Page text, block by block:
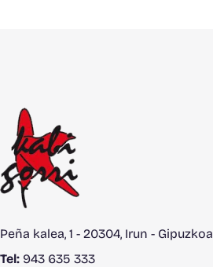
Peña kalea, 1 - 20304, Irun - Gipuzkoa
Tel: 943 635 333